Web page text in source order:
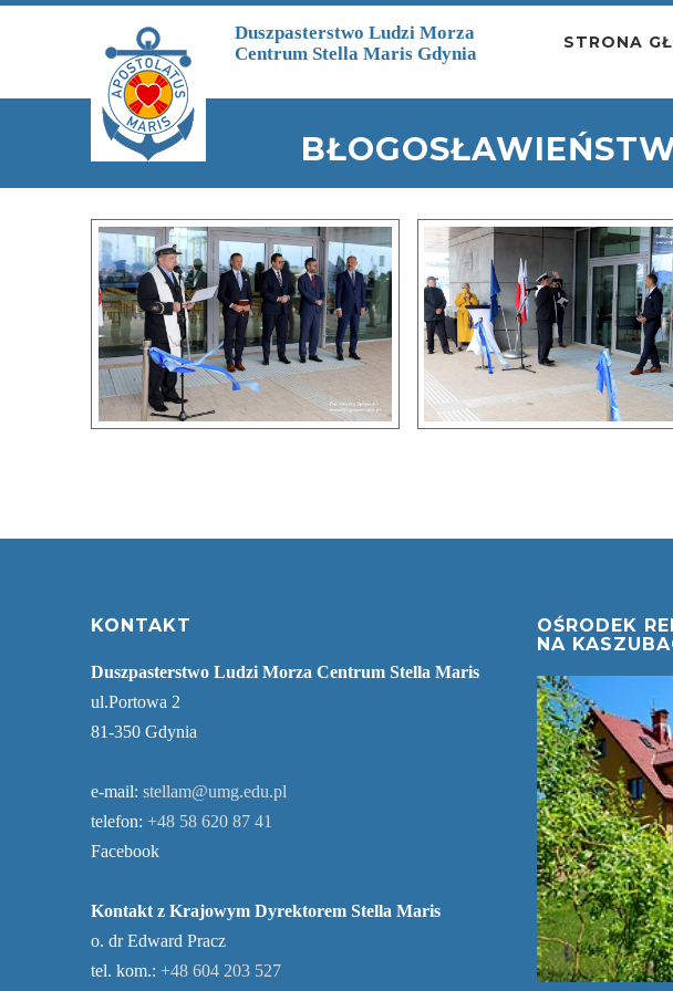
Duszpasterstwo Ludzi Morza
Centrum Stella Maris Gdynia
STRONA
KONTAKT
Duszpasterstwo Ludzi Morza Centrum Stella Maris
ul.Portowa 2
81-350 Gdynia
e-mail: stellam@umg.edu.pl
telefon: +48 58 620 87 41
Facebook
Kontakt z Krajowym Dyrektorem Stella Maris
o. dr Edward Pracz
tel. kom.: +48 604 203 527
OŚRODEK
NA